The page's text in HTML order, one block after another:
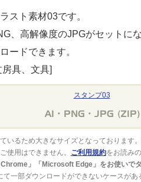
スト素材03です。
、高解像度のJPGがセットにな
ードできます。
具、文具]
スタンプ03
いるため大きなサイズとなっております
使用はできません。
ご利用規約をお読み
」「Microsoft Edge」をお使いで
て一部ダウンロードができないケースがあ